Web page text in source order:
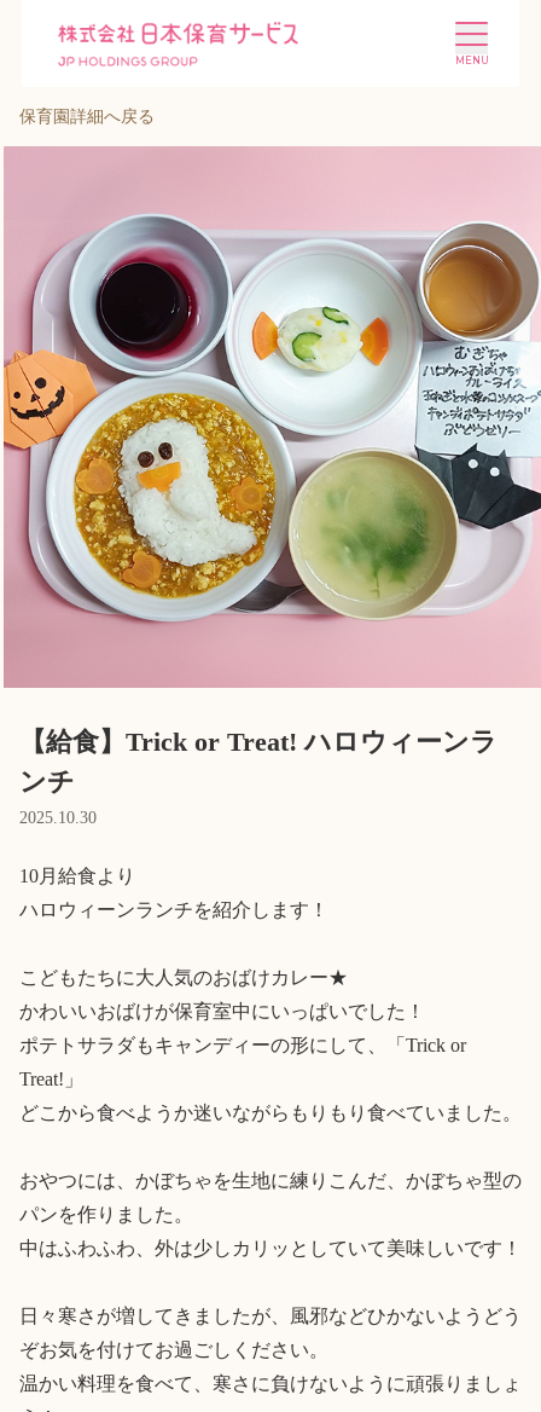
施設を探す 選ばれる理由
会社概要 ニュース
投資家情報 採用情報
Language
保育園詳細へ戻る
【給食】Trick or Treat! ハロウィーンラ
ンチ
2025.10.30
10月給食より
ハロウィーンランチを紹介します！
こどもたちに大人気のおばけカレー★
かわいいおばけが保育室中にいっぱいでした！
ポテトサラダもキャンディーの形にして、「Trick or
Treat!」
どこから食べようか迷いながらもりもり食べていました。
おやつには、かぼちゃを生地に練りこんだ、かぼちゃ型の
パンを作りました。
中はふわふわ、外は少しカリッとしていて美味しいです！
日々寒さが増してきましたが、風邪などひかないようどう
ぞお気を付けてお過ごしください。
温かい料理を食べて、寒さに負けないように頑張りましょ